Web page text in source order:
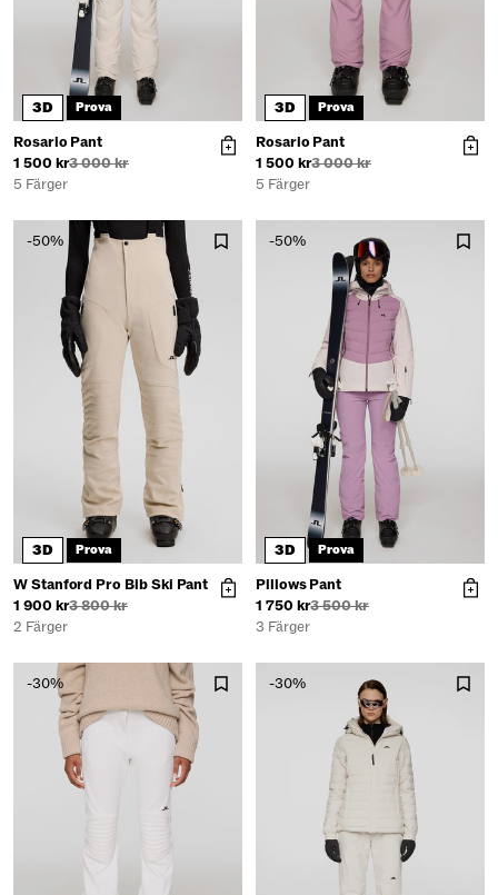
3D Prova
Rosario Pant
1 500 kr3 000 kr
5 Färger
3D Prova
Rosario Pant
1 500 kr3 000 kr
5 Färger
-50%
3D Prova
W Stanford Pro Bib Ski Pant
1 900 kr3 800 kr
2 Färger
-50%
3D Prova
Pillows Pant
1 750 kr3 500 kr
3 Färger
-30% -30%